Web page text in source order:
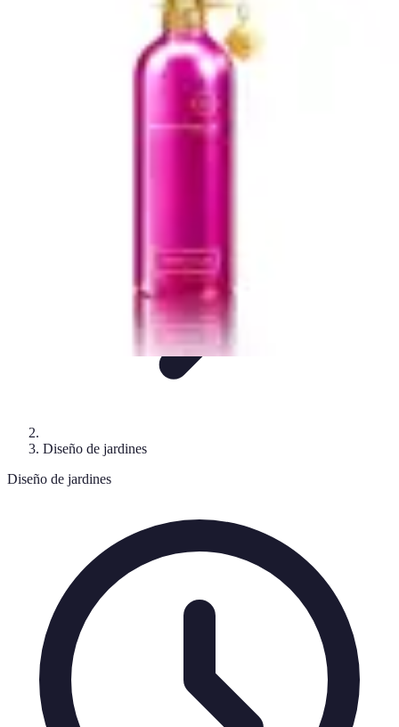
ListiclesJardineríaCuidados de Plantas
Diseño de jardines
Diseño de jardines